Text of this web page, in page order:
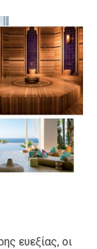
ευεξίας, οι